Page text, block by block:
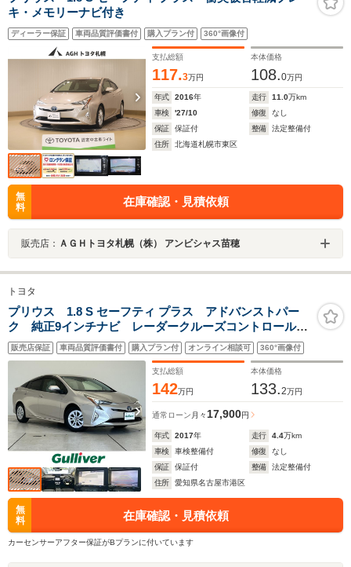
キ・メモリーナビ付き
ディーラー保証 車両品質評価書付 購入プラン付 360°画像付
支払総額
117.3万円
本体価格
108.0万円
年式 2016年 走行 11.0万km
車検
'27/10 修復
なし
保証
保証付 整備
法定整備付
住所
北海道札幌市東区
無
料
在庫確認・見積依頼
販売店： ＡＧＨトヨタ札幌（株） アンビシャス苗穂
トヨタ
プリウス 1.8 S セーフティ プラス アドバンストパー
ク 純正9インチナビ レーダークルーズコントロール
バックカメラ HUD コーナーセンサー ETC2.0 LED
ヘッドライト レーンキープ オートハイビーム 衝突
軽減 フルセグ
販売店保証 車両品質評価書付 購入プラン付 オンライン相談可 360°画像付
支払総額
142万円
本体価格
133.2万円
通常ローン 月々 17,900円
年式 2017年 走行 4.4万km
車検
車検整備付 修復
なし
保証
保証付 整備
法定整備付
住所
愛知県名古屋市港区
無
料
在庫確認・見積依頼
カーセンサーアフター保証がBプランに付いています